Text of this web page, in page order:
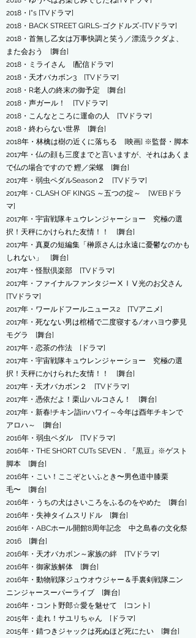
2018・ I"s [TVドラマ]
2018・BACK STREET GIRLS-ゴクドルズ-[TVドラマ]
2018・首無し乙女は万事快調と笑う／漂流ラクダよ、
また会おう [舞台]
2018・ミライさん [配信ドラマ]
2018・天才バカボン3 [TVドラマ]
2018・R老人の終末の御予定 [舞台]
2018・声ガール！ [TVドラマ]
2018・こんなところに運命の人 [TVドラマ]
2018・終わらない世界 [舞台]
2018年・林檎は樹の近くに落ちる [映画] ※監督・脚本
2017年・仏の顔も三度までと言いますが、それはあくま
で仏の場合ですので 鰹／栄螺 [舞台]
2017年・弱虫ペダルSeason２ [TVドラマ]
2017年・CLASH OF KINGS ～五つの掟～ [WEBドラ
マ]
2017年・宇宙戦隊キュウレンジャーショー 究極の選
択！天秤にかけられた友情！！ [舞台]
2017年・真夏の短編集「榊原さんは永遠に憂鬱なのかも
しれない」 [舞台]
2017年・怪獣倶楽部 [TVドラマ]
2017年・ファイナルファンタジーⅩⅠⅤ光のお父さん
[TVドラマ]
2017年・ワールドフールニュース2 [TVアニメ]
2017年・死なない男は棺桶で二度寝する/オハヨウ夢見
モグラ [舞台]
2017年・恋茶の作法 [ドラマ]
2017年・宇宙戦隊キュウレンジャーショー 究極の選
択！天秤にかけられた友情！！ [舞台]
2017年・天才バカボン２ [TVドラマ]
2017年・憑依だよ！栗山ハルコさん！ [舞台]
2017年・新春!チキン詣inハワイ～今年は酉年チキンで
アロハ～ [舞台]
2016年・弱虫ペダル [TVドラマ]
2016年・THE SHORT CUTs SEVEN．『黒豆』※ゲスト
脚本 [舞台]
2016年・こい！ここぞといふとき〜男色道中膝栗
毛〜 [舞台]
2016年・うちの犬はさいころをふるのをやめた [舞台]
2016年・失神タイムスリドル [舞台]
2016年・ABCホール開館8周年記念 中之島春の文化祭
2016 [舞台]
2016年・天才バカボン～家族の絆 [TVドラマ]
2016年・御家族解体 [舞台]
2016年・動物戦隊ジュウオウジャー＆手裏剣戦隊ニン
ニンジャースーパーライブ [舞台]
2016年・コント野郎☆愛を魅せて [コント]
2015年・走れ！サユリちゃん [ドラマ]
2015年・錆つきジャックは死ぬほど死にたい [舞台]